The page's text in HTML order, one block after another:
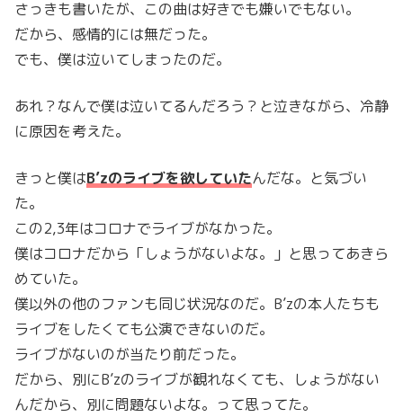
さっきも書いたが、この曲は好きでも嫌いでもない。
だから、感情的には無だった。
でも、僕は泣いてしまったのだ。
あれ？なんで僕は泣いてるんだろう？と泣きながら、冷静
に原因を考えた。
きっと僕はB’zのライブを欲していたんだな。と気づい
た。
この2,3年はコロナでライブがなかった。
僕はコロナだから「しょうがないよな。」と思ってあきら
めていた。
僕以外の他のファンも同じ状況なのだ。B’zの本人たちも
ライブをしたくても公演できないのだ。
ライブがないのが当たり前だった。
だから、別にB’zのライブが観れなくても、しょうがない
んだから、別に問題ないよな。って思ってた。